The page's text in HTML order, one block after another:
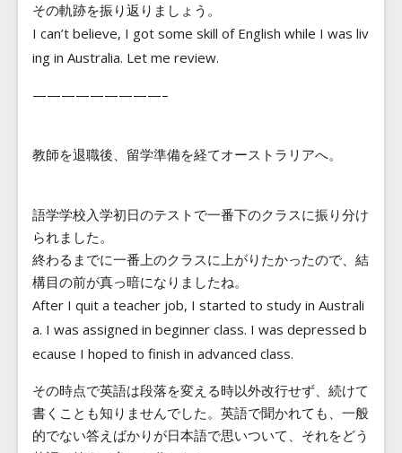
その軌跡を振り返りましょう。
I can’t believe, I got some skill of English while I was liv
ing in Australia. Let me review.
—————————–
教師を退職後、留学準備を経てオーストラリアへ。
語学学校入学初日のテストで一番下のクラスに振り分け
られました。
終わるまでに一番上のクラスに上がりたかったので、結
構目の前が真っ暗になりましたね。
After I quit a teacher job, I started to study in Australi
a. I was assigned in beginner class. I was depressed b
ecause I hoped to finish in advanced class.
その時点で英語は段落を変える時以外改行せず、続けて
書くことも知りませんでした。英語で聞かれても、一般
的でない答えばかりが日本語で思いついて、それをどう